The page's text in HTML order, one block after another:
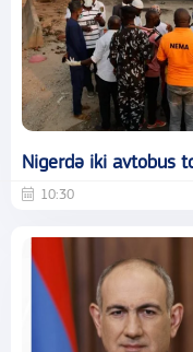
Nigerdə iki avtobus
10:30